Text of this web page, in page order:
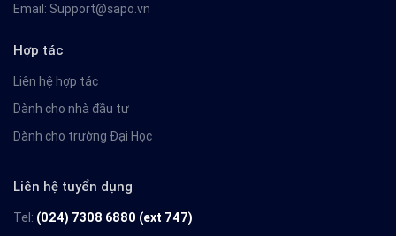
Email: Support@sapo.vn
Hợp tác
Liên hệ hợp tác
Dành cho nhà đầu tư
Dành cho trường Đại Học
Liên hệ tuyển dụng
Tel: (024) 7308 6880 (ext 747)